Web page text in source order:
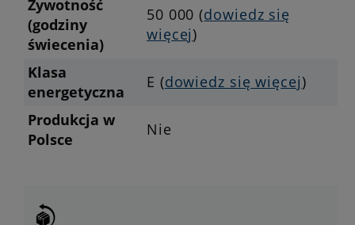
Żywotność
(godziny
świecenia)
50 000 (dowiedz się
więcej)
Klasa
energetyczna
E (dowiedz się więcej)
Produkcja w
Polsce
Nie